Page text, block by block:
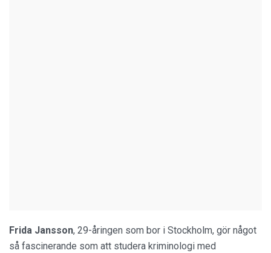
Frida Jansson, 29-åringen som bor i Stockholm, gör något
så fascinerande som att studera kriminologi med